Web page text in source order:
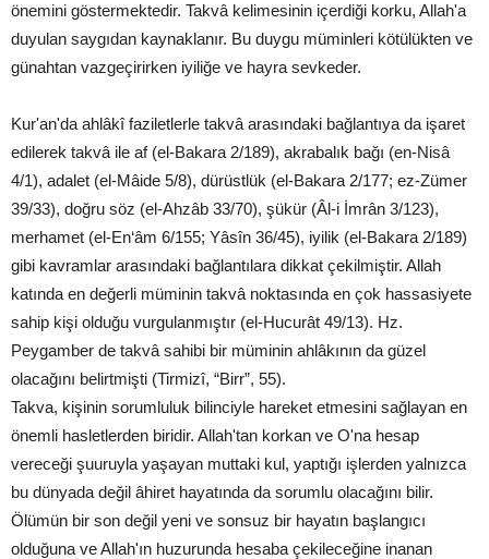
önemini göstermektedir. Takvâ kelimesinin içerdiği korku, Allah'a
duyulan saygıdan kaynaklanır. Bu duygu müminleri kötülükten ve
günahtan vazgeçirirken iyiliğe ve hayra sevkeder.
Kur'an'da ahlâkî faziletlerle takvâ arasındaki bağlantıya da işaret
edilerek takvâ ile af (el-Bakara 2/189), akrabalık bağı (en-Nisâ
4/1), adalet (el-Mâide 5/8), dürüstlük (el-Bakara 2/177; ez-Zümer
39/33), doğru söz (el-Ahzâb 33/70), şükür (Âl-i İmrân 3/123),
merhamet (el-En‘âm 6/155; Yâsîn 36/45), iyilik (el-Bakara 2/189)
gibi kavramlar arasındaki bağlantılara dikkat çekilmiştir. Allah
katında en değerli müminin takvâ noktasında en çok hassasiyete
sahip kişi olduğu vurgulanmıştır (el-Hucurât 49/13). Hz.
Peygamber de takvâ sahibi bir müminin ahlâkının da güzel
olacağını belirtmişti (Tirmizî, “Birr”, 55).
Takva, kişinin sorumluluk bilinciyle hareket etmesini sağlayan en
önemli hasletlerden biridir. Allah'tan korkan ve O'na hesap
vereceği şuuruyla yaşayan muttaki kul, yaptığı işlerden yalnızca
bu dünyada değil âhiret hayatında da sorumlu olacağını bilir.
Ölümün bir son değil yeni ve sonsuz bir hayatın başlangıcı
olduğuna ve Allah'ın huzurunda hesaba çekileceğine inanan